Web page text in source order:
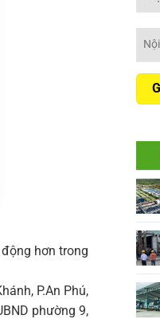
hơn trong
P.An Phú,
phường 9,